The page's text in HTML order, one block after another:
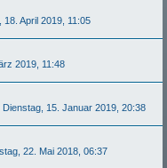
18. April 2019, 11:05
2019, 11:48
Dienstag, 15. Januar 2019, 20:38
22. Mai 2018, 06:37